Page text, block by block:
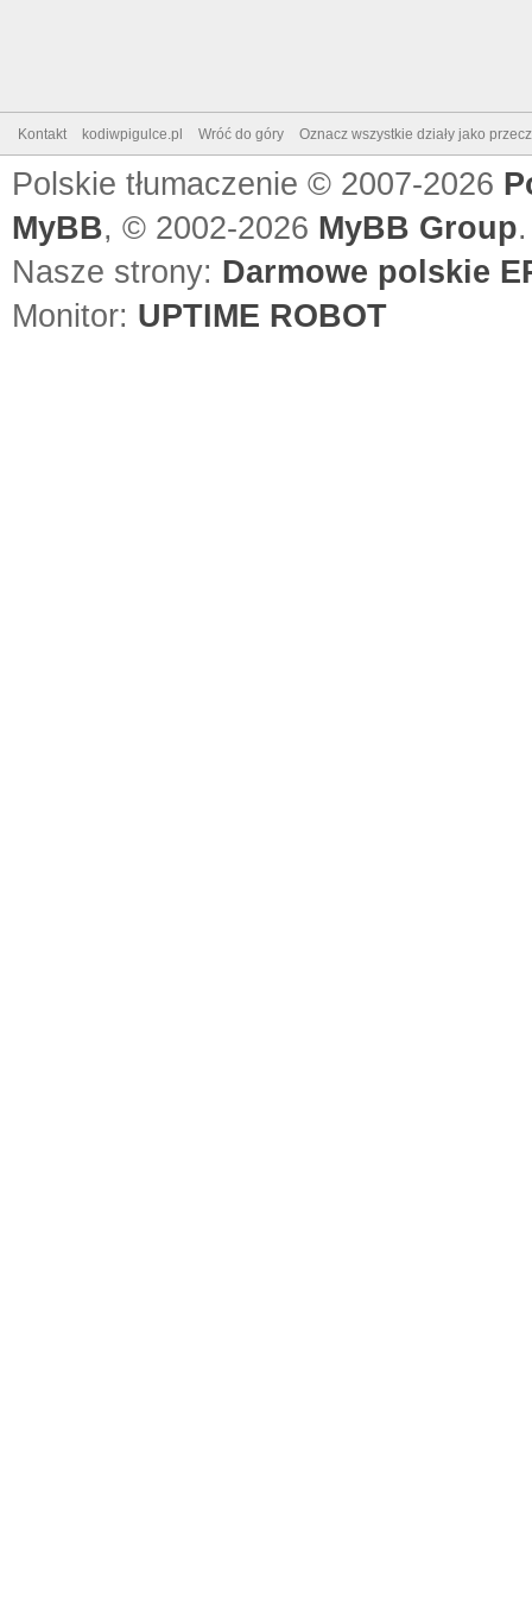
Kontakt kodiwpigulce.pl Wróć do góry Oznacz wszystkie działy jako
Polskie tłumaczenie © 2007-2026
MyBB, © 2002-2026 MyBB Group.
Nasze strony: Darmowe polskie
Monitor: UPTIME ROBOT